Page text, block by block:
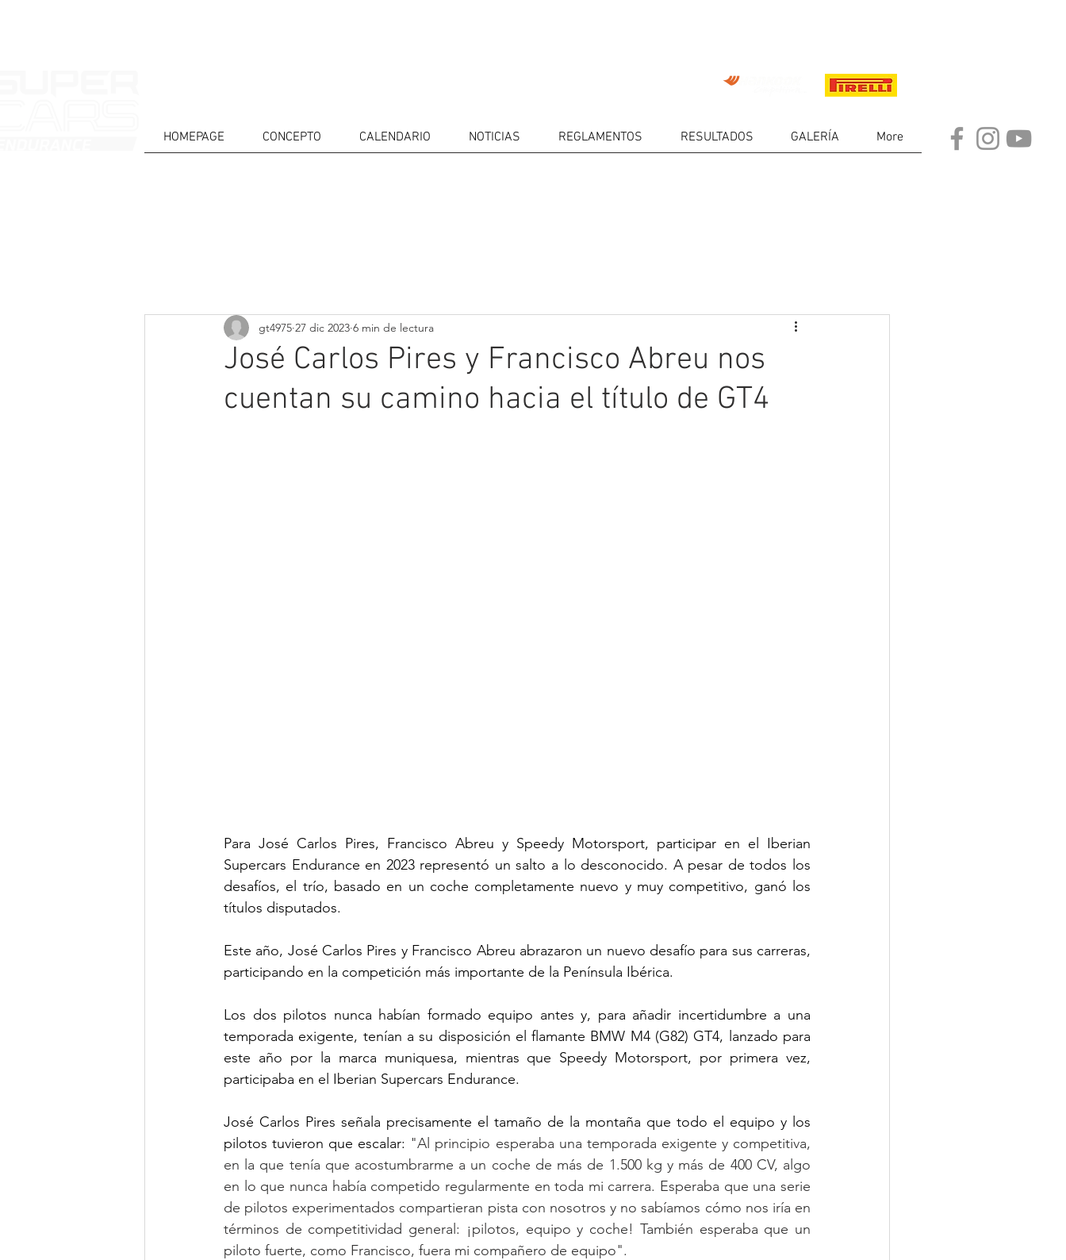
HOMEPAGE CONCEPTO CALENDARIO NOTICIAS REGLAMENTOS RESULTADOS GALERÍA More
José Carlos Pires y Francisco Abreu nos
cuentan su camino hacia el título de GT4
gt4975 27 dic 2023 6 min de lectura
Para José Carlos Pires, Francisco Abreu y Speedy Motorsport, participar en el Iberian
Supercars Endurance en 2023 representó un salto a lo desconocido. A pesar de todos los
desafíos, el trío, basado en un coche completamente nuevo y muy competitivo, ganó los
títulos disputados.
Este año, José Carlos Pires y Francisco Abreu abrazaron un nuevo desafío para sus carreras,
participando en la competición más importante de la Península Ibérica.
Los dos pilotos nunca habían formado equipo antes y, para añadir incertidumbre a una
temporada exigente, tenían a su disposición el flamante BMW M4 (G82) GT4, lanzado para
este año por la marca muniquesa, mientras que Speedy Motorsport, por primera vez,
participaba en el Iberian Supercars Endurance.
José Carlos Pires señala precisamente el tamaño de la montaña que todo el equipo y los
pilotos tuvieron que escalar: "Al principio esperaba una temporada exigente y competitiva,
en la que tenía que acostumbrarme a un coche de más de 1.500 kg y más de 400 CV, algo
en lo que nunca había competido regularmente en toda mi carrera. Esperaba que una serie
de pilotos experimentados compartieran pista con nosotros y no sabíamos cómo nos iría en
términos de competitividad general: ¡pilotos, equipo y coche! También esperaba que un
piloto fuerte, como Francisco, fuera mi compañero de equipo".